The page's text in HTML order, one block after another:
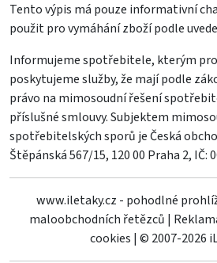
Tento výpis má pouze informativní
použit pro vymáhání zboží podle
Informujeme spotřebitele, kterým
poskytujeme služby, že mají podle
právo na mimosoudní řešení
příslušné smlouvy. Subjektem
spotřebitelských sporů je Česká
Štěpánská 567/15, 120 00 Praha 2, IČ:
www.iletaky.cz - pohodlné
maloobchodních řetězců |
cookies | © 2007-2026